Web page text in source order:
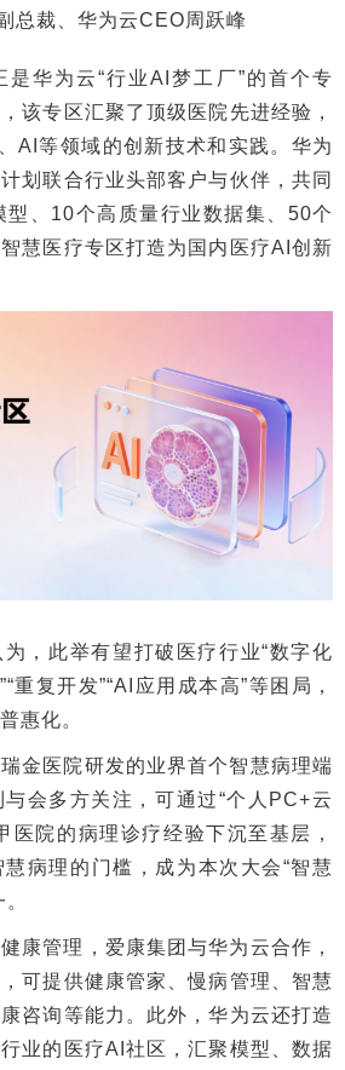
总裁、华为云CEO周跃峰
华为云“行业AI梦工厂”的首个专
该专区汇聚了顶级医院先进经验，
AI等领域的创新技术和实践。华为
划联合行业头部客户与伙伴，共同
型、10个高质量行业数据集、50个
慧医疗专区打造为国内医疗AI创新
此举有望打破医疗行业“数字化
重复开发”“AI应用成本高”等困局，
惠化。
医院研发的业界首个智慧病理端
会多方关注，可通过“个人PC+云
医院的病理诊疗经验下沉至基层，
病理的门槛，成为本次大会“智慧
管理，爱康集团与华为云合作，
可提供健康管家、慢病管理、智慧
咨询等能力。此外，华为云还打造
业的医疗AI社区，汇聚模型、数据